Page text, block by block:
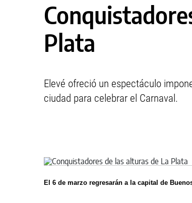
Plata
Elevé ofreció un espectáculo
ciudad para celebrar el Carnaval.
El 6 de marzo regresarán a la capital de